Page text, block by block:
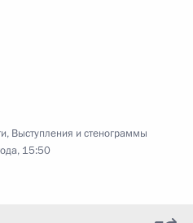
, Выступления и стенограммы
15:50